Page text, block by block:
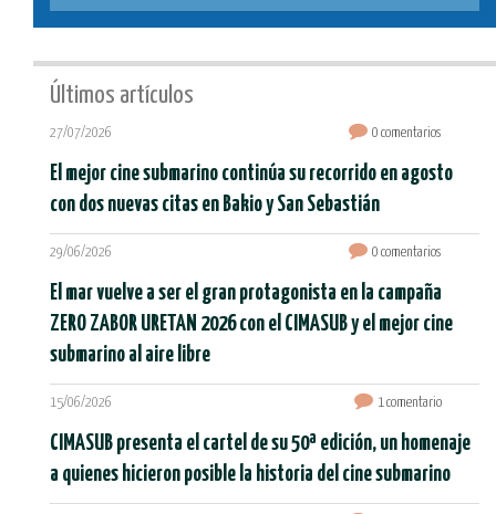
Últimos artículos
27/07/2026 0 comentarios
El mejor cine submarino continúa su recorrido en agosto
con dos nuevas citas en Bakio y San Sebastián
29/06/2026 0 comentarios
El mar vuelve a ser el gran protagonista en la campaña
ZERO ZABOR URETAN 2026 con el CIMASUB y el mejor cine
submarino al aire libre
15/06/2026 1 comentario
CIMASUB presenta el cartel de su 50ª edición, un homenaje
a quienes hicieron posible la historia del cine submarino